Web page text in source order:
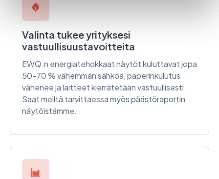
Valinta tukee yrityksesi
vastuullisuustavoitteita
EWQ:n energiatehokkaat näytöt kuluttavat jopa
50–70 % vähemmän sähköä, paperinkulutus
vähenee ja laitteet kierrätetään vastuullisesti.
Saat meiltä tarvittaessa myös päästöraportin
näytöistämme.